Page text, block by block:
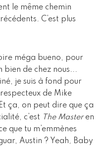
le même chemin
C’est plus
méga bueno, pour
bien de chez nous...
je suis à fond pour
de Mike
ça, on peut dire que ça
c’est The Masteren
que tu m’emmènes
Austin ? Yeah, Baby